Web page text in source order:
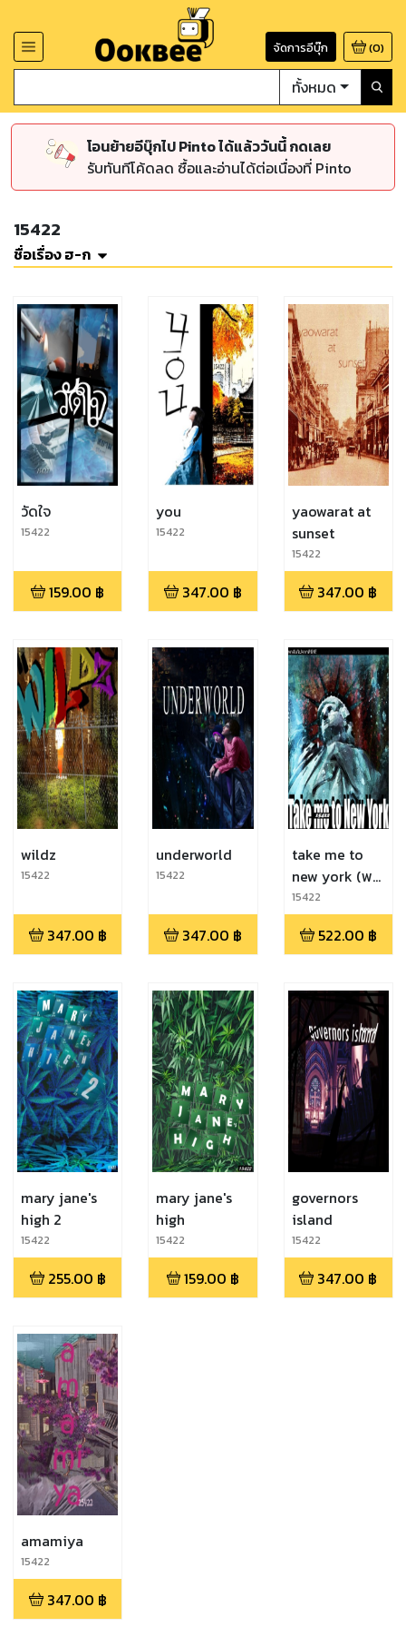
จัดการอีบุ๊ก (0)
ทั้งหมด
โอนย้ายอีบุ๊กไป Pinto ได้แล้ววันนี้ กดเลย
รับทันทีโค้ดลด ซื้อและอ่านได้ต่อเนื่องที่ Pinto
15422
ชื่อเรื่อง ฮ-ก
วัดใจ
15422
159.00 ฿
you
15422
347.00 ฿
yaowarat at
sunset
15422
347.00 ฿
wildz
15422
347.00 ฿
underworld
15422
347.00 ฿
take me to
new york (พา
ฉันไปจากที่นี่ที!)
15422
522.00 ฿
mary jane's
high 2
15422
255.00 ฿
mary jane's
high
15422
159.00 ฿
governors
island
15422
347.00 ฿
amamiya
15422
347.00 ฿